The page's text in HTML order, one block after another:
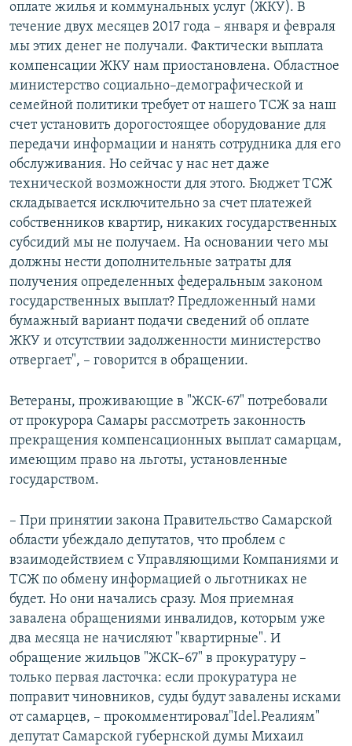
оплате жилья и коммунальных услуг (ЖКУ). В
течение двух месяцев 2017 года – января и февраля
мы этих денег не получали. Фактически выплата
компенсации ЖКУ нам приостановлена. Областное
министерство социально–демографической и
семейной политики требует от нашего ТСЖ за наш
счет установить дорогостоящее оборудование для
передачи информации и нанять сотрудника для его
обслуживания. Но сейчас у нас нет даже
технической возможности для этого. Бюджет ТСЖ
складывается исключительно за счет платежей
собственников квартир, никаких государственных
субсидий мы не получаем. На основании чего мы
должны нести дополнительные затраты для
получения определенных федеральным законом
государственных выплат? Предложенный нами
бумажный вариант подачи сведений об оплате
ЖКУ и отсутствии задолженности министерство
отвергает", – говорится в обращении.
Ветераны, проживающие в "ЖСК-67" потребовали
от прокурора Самары рассмотреть законность
прекращения компенсационных выплат самарцам,
имеющим право на льготы, установленные
государством.
– При принятии закона Правительство Самарской
области убеждало депутатов, что проблем с
взаимодействием с Управляющими Компаниями и
ТСЖ по обмену информацией о льготниках не
будет. Но они начались сразу. Моя приемная
завалена обращениями инвалидов, которым уже
два месяца не начисляют "квартирные". И
обращение жильцов "ЖСК–67" в прокуратуру –
только первая ласточка: если прокуратура не
поправит чиновников, суды будут завалены исками
от самарцев, – прокомментировал"Idel.Реалиям"
депутат Самарской губернской думы Михаил